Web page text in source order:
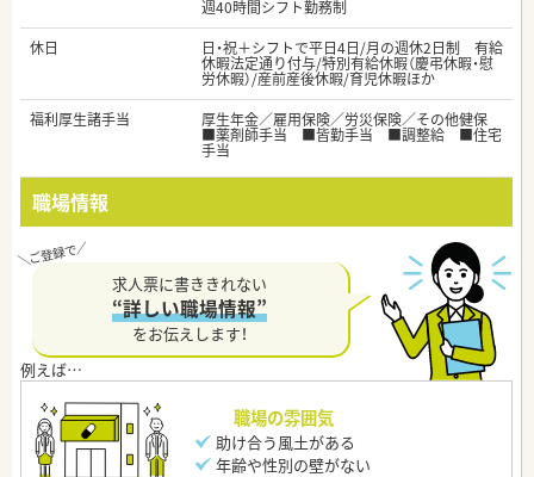
週40時間シフト勤務制
休日
日・祝＋シフトで平日4日/月の週休2日制 有給
休暇法定通り付与/特別有給休暇（慶弔休暇・慰
労休暇）/産前産後休暇/育児休暇ほか
福利厚生諸手当
厚生年金／雇用保険／労災保険／その他健保
■薬剤師手当 ■皆勤手当 ■調整給 ■住宅
手当
職場情報
求人票に書ききれない
“詳しい職場情報”
をお伝えします！
職場の雰囲気
助け合う風土がある
年齢や性別の壁がない